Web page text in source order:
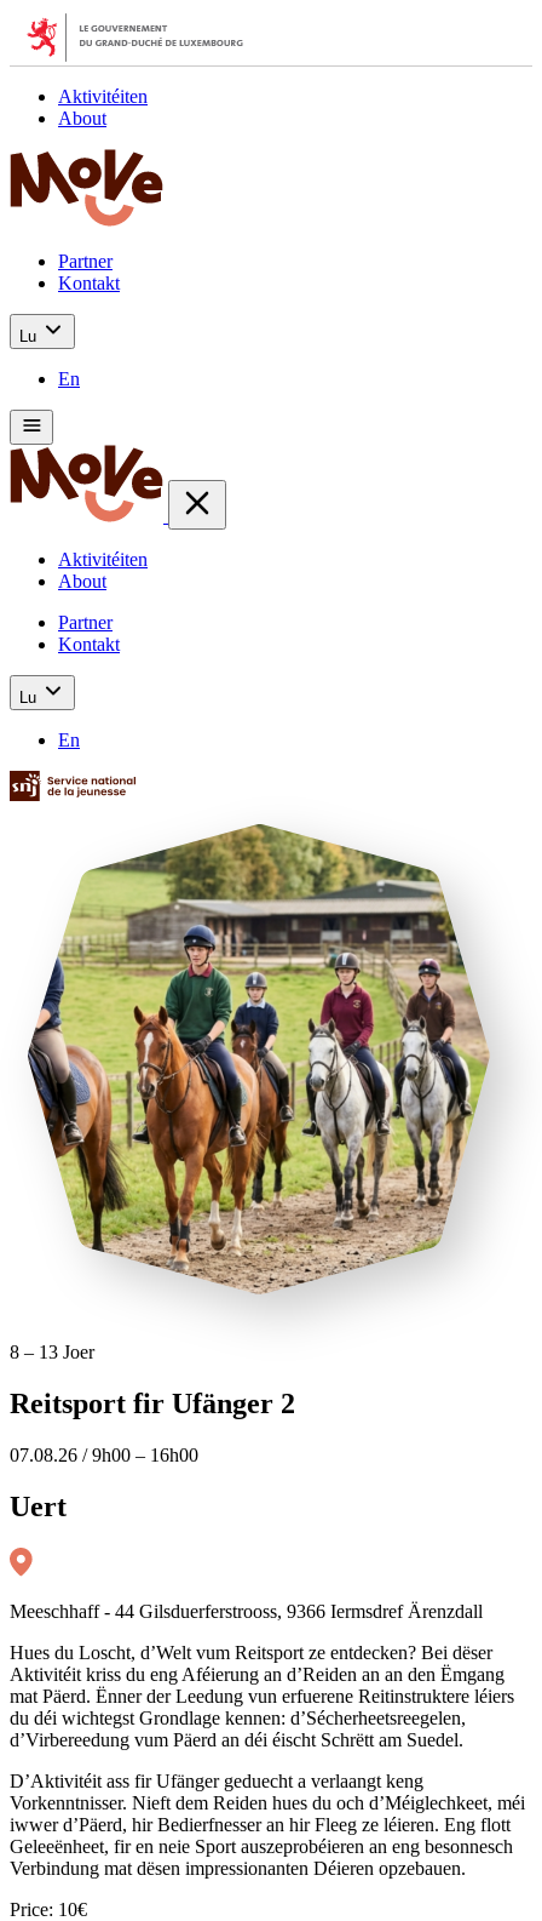
Aktivitéiten
About
Partner
Kontakt
Lu
En
Aktivitéiten
About
Partner
Kontakt
Lu
En
8 – 13 Joer
Reitsport fir Ufänger 2
07.08.26 / 9h00 – 16h00
Uert
Meeschhaff - 44 Gilsduerferstrooss, 9366 Iermsdref Ärenzdall
Hues du Loscht, d’Welt vum Reitsport ze entdecken? Bei dëser
Aktivitéit kriss du eng Aféierung an d’Reiden an an den Ëmgang
mat Päerd. Ënner der Leedung vun erfuerene Reitinstruktere léiers
du déi wichtegst Grondlage kennen: d’Sécherheetsreegelen,
d’Virbereedung vum Päerd an déi éischt Schrëtt am Suedel.
D’Aktivitéit ass fir Ufänger geduecht a verlaangt keng
Vorkenntnisser. Nieft dem Reiden hues du och d’Méiglechkeet, méi
iwwer d’Päerd, hir Bedierfnesser an hir Fleeg ze léieren. Eng flott
Geleeënheet, fir en neie Sport auszeprobéieren an eng besonnesch
Verbindung mat dësen impressionanten Déieren opzebauen.
Price: 10€